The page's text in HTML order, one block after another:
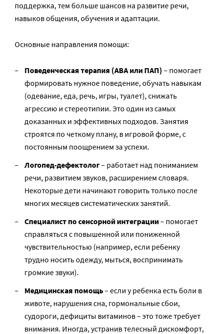
поддержка, тем больше шансов на развитие речи,
навыков общения, обучения и адаптации.
Основные направления помощи:
Поведенческая терапия (ABA или ПАП) – помогает
формировать нужное поведение, обучать навыкам
(одевание, еда, речь, игры, туалет), снижать
агрессию и стереотипии. Это один из самых
доказанных и эффективных подходов. Занятия
строятся по четкому плану, в игровой форме, с
постоянным поощрением за успехи.
Логопед-дефектолог– работает над пониманием
речи, развитием звуков, расширением словаря.
Некоторые дети начинают говорить только после
многих месяцев систематических занятий.
Специалист по сенсорной интеграции– помогает
справляться с повышенной или пониженной
чувствительностью (например, если ребенку
трудно носить одежду, мыться, воспринимать
громкие звуки).
Медицинская помощь– если у ребенка есть боли в
животе, нарушения сна, гормональные сбои,
судороги, дефициты витаминов – это тоже требует
внимания. Иногда, устранив телесный дискомфорт,